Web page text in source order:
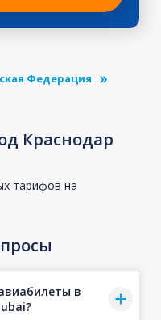
Федерация
Краснодар
тарифов на
в